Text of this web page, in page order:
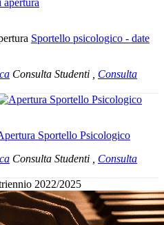
Sportello psicologico - date
Consulta Studenti
Consulta
Sportello Psicologico
Consulta Studenti
Consulta
2022/2025